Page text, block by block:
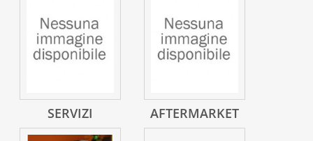
SERVIZI AFTERMARKET